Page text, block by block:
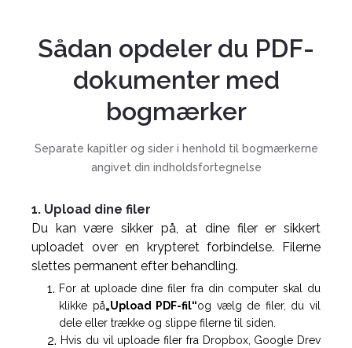
Sådan opdeler du PDF-
dokumenter med
bogmærker
Separate kapitler og sider i henhold til bogmærkerne
angivet din indholdsfortegnelse
1. Upload dine filer
Du kan være sikker på, at dine filer er sikkert
uploadet over en krypteret forbindelse. Filerne
slettes permanent efter behandling.
For at uploade dine filer fra din computer skal du
klikke på„Upload PDF-fil“og vælg de filer, du vil
dele eller trække og slippe filerne til siden.
Hvis du vil uploade filer fra Dropbox, Google Drev